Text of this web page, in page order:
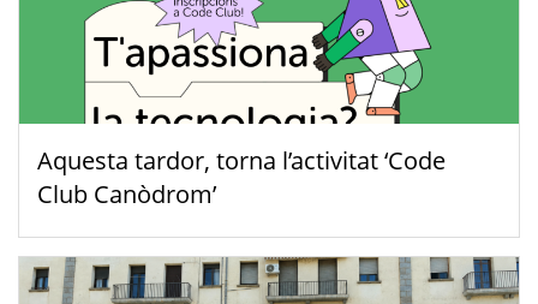
Aquesta tardor, torna l’activitat ‘Code
Club Canòdrom’